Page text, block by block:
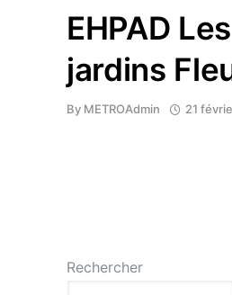
EHPAD Les
jardins
By METROAdmin 21
Rechercher